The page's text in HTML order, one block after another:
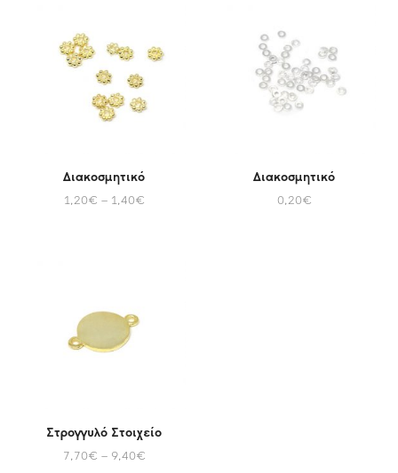
Διακοσμητικό
1,20€ – 1,40€
Διακοσμητικό
0,20€
Στρογγυλό Στοιχείο
7,70€ – 9,40€